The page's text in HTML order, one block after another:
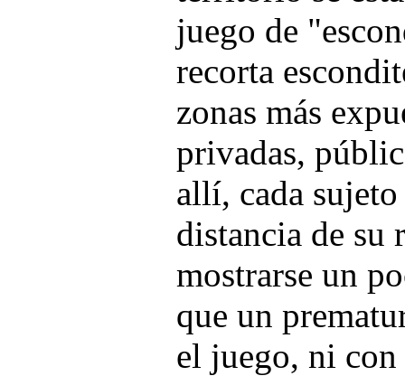
juego de
recorta
zonas más
privadas,
allí, cada
distancia de
mostrarse un
que un
el juego, ni con